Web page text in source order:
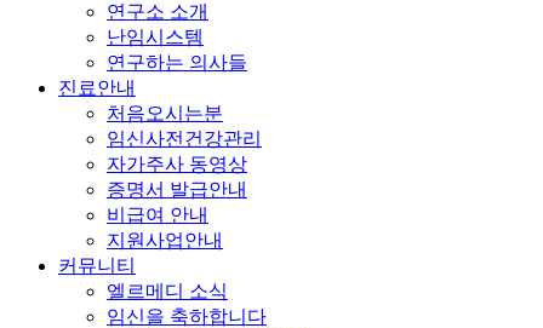
연구소 소개
난임시스템
연구하는 의사들
진료안내
처음오시는분
임신사전건강관리
자가주사 동영상
증명서 발급안내
비급여 안내
지원사업안내
커뮤니티
엘르메디 소식
임신을 축하합니다